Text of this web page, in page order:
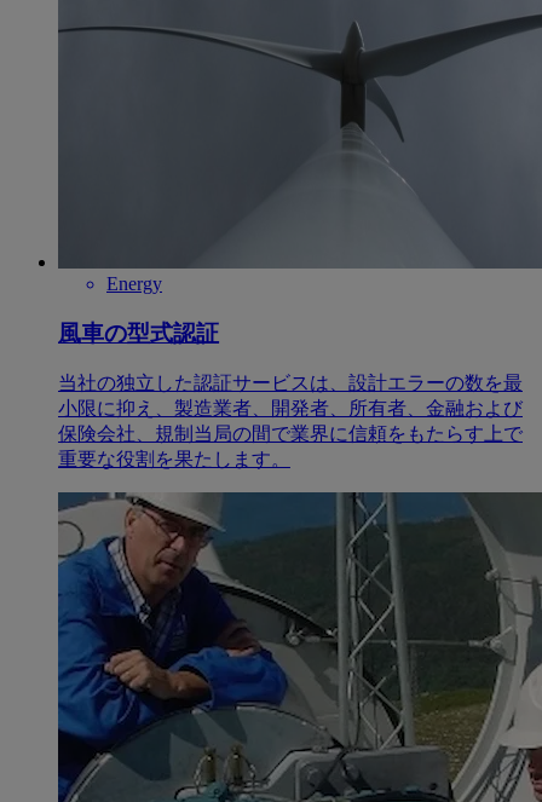
Energy
風車の型式認証
当社の独立した認証サービスは、設計エラーの数を最
小限に抑え、製造業者、開発者、所有者、金融および
保険会社、規制当局の間で業界に信頼をもたらす上で
重要な役割を果たします。